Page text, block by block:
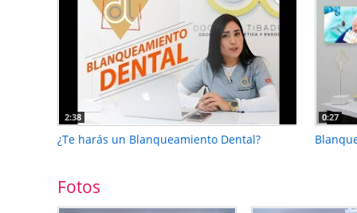
2:38
¿Te harás un Blanqueamiento Dental?
0:27
Fotos